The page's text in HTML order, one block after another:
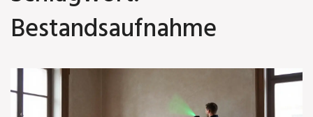
Bestandsaufnahme